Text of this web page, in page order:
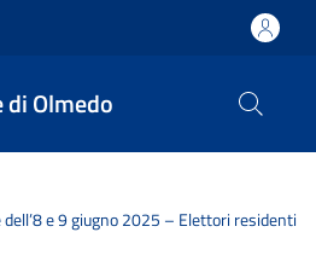
di Olmedo
e 9 giugno 2025 – Elettori residenti